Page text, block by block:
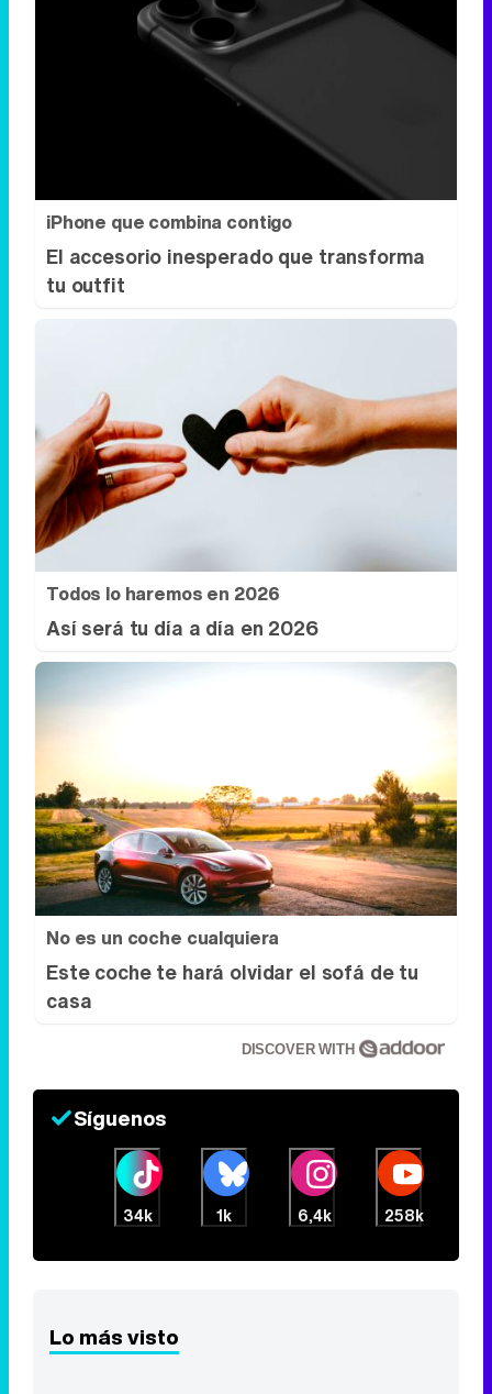
iPhone que combina contigo
El accesorio inesperado que transforma
tu outfit
Todos lo haremos en 2026
Así será tu día a día en 2026
No es un coche cualquiera
Este coche te hará olvidar el sofá de tu
casa
DISCOVER WITH
Síguenos
34k 1k 6,4k 258k
Lo más visto